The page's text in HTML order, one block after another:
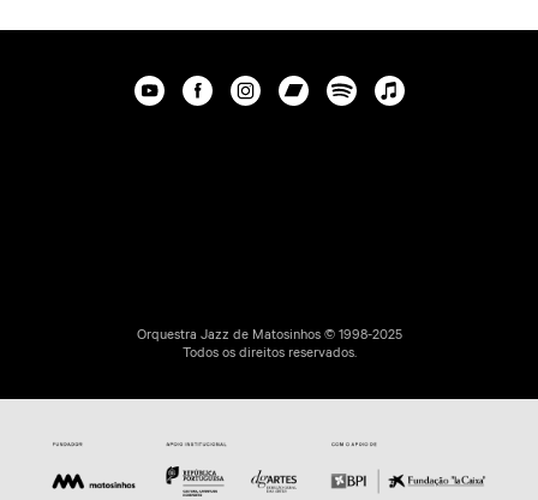
Orquestra Jazz de Matosinhos © 1998-2025
Todos os direitos reservados.